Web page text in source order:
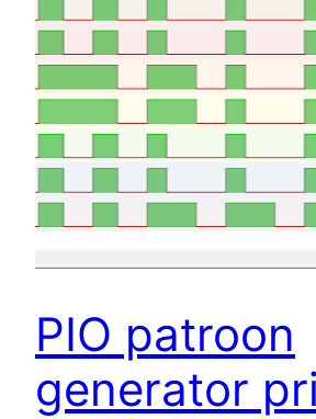
PIO patroon​
generator